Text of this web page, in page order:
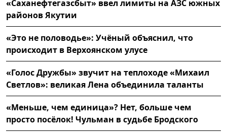
«Саханефтегазсбыт» ввел лимиты на АЗС южных
районов Якутии
«Это не половодье»: Учёный объяснил, что
происходит в Верхоянском улусе
«Голос Дружбы» звучит на теплоходе «Михаил
Светлов»: великая Лена объединила таланты
«Меньше, чем единица»? Нет, больше чем
просто посёлок! Чульман в судьбе Бродского